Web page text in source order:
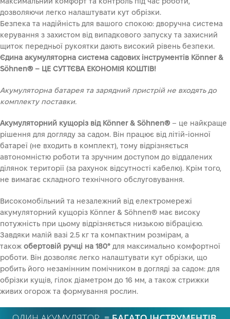
дозволяючи легко налаштувати кут обрізки.
Безпека та надійність для вашого спокою: дворучна система
керування з захистом від випадкового запуску та захисний
щиток передньої рукоятки дають високий рівень безпеки.
Єдина акумуляторна система садових інструментів Könner &
Söhnen® – ЦЕ СУТТЄВА ЕКОНОМІЯ КОШТІВ!
Акумуляторна батарея та зарядний пристрій не входять до
комплекту поставки.
Акумуляторний кущоріз від Könner & Söhnen® – це найкраще
рішення для догляду за садом. Він працює від літій-іонної
батареї (не входить в комплект), тому відрізняється
автономністю роботи та зручним доступом до віддалених
ділянок території (за рахунок відсутності кабелю). Крім того,
не вимагає складного технічного обслуговування.
Високомобільний та незалежний від електромережі
акумуляторний кущоріз Könner & Söhnen® має високу
потужність при цьому відрізняється низькою вібрацією.
Завдяки малій вазі 2.5 кг та компактним розмірам, а
також обертовій ручці на 180° для максимально комфортної
роботи. Він дозволяє легко налаштувати кут обрізки, що
робить його незамінним помічником в догляді за садом: для
обрізки кущів, гілок діаметром до 16 мм, а також стрижки
живих огорож та формування рослин.